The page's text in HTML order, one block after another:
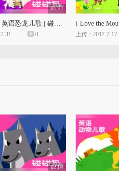
01:47
Dig It Up | 英语恐龙儿歌 | 碰碰狐！儿童儿歌
31 0 上传：2017-7-17
02:04